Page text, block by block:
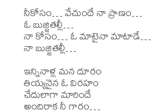
నీకోసం… వేచుందే నా ప్రాణం…
ఓ బుజ్జితల్లీ…
నా కోసం… ఓ మాటైనా మాటాడే…
నా బుజ్జితల్లీ…
ఇన్నినాళ్ల మన దూరం
తియ్యనైన ఓ విరహం
చేదులాగా మారిందే
అందిరాక నీ గారం…